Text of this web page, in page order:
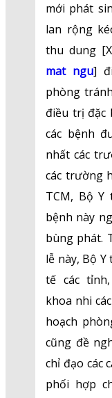
mới phát
lan rộng
thu dung
mat ngu]
phòng
điều trị đặc
các bệnh
nhất các
các trường
TCM, Bộ
bệnh này
bùng phát.
lễ này, Bộ Y
tế các
khoa nhi
hoạch
cũng đề
chỉ đạo các
phối hợp